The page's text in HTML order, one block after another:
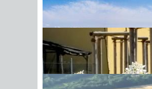
Sonnenschein am Morgen im
Ahornwald
akzeptiere dieDatenschutz­
erklärung
Kopie an Absender